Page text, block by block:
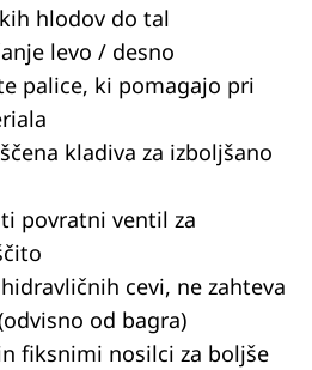
hlodov do tal
levo / desno
palice, ki pomagajo pri
kladiva za izboljšano
povratni ventil za
cevi, ne zahteva
od bagra)
fiksnimi nosilci za boljše